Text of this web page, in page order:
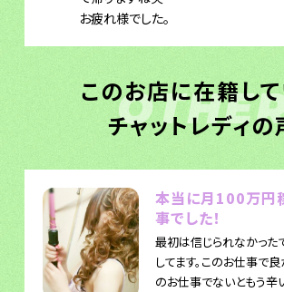
お疲れ様でした。
このお店に在籍し
チャットレディの
本当に月100万円
事でした！
最初は信じられなかった
してます。このお仕事で良
のお仕事でないともう辛